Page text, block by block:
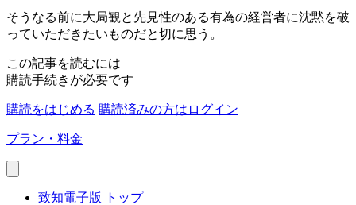
そうなる前に大局観と先見性のある有為の経営者に沈黙を破
っていただきたいものだと切に思う。
この記事を読むには
購読手続きが必要です
購読をはじめる 購読済みの方はログイン
プラン・料金
致知電子版 トップ